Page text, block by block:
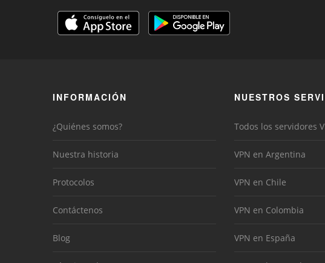
INFORMACIÓN
¿Quiénes somos?
Nuestra historia
Protocolos
Contáctenos
Blog
NUESTROS
Todos los servidores
VPN en Argentina
VPN en Chile
VPN en Colombia
VPN en España